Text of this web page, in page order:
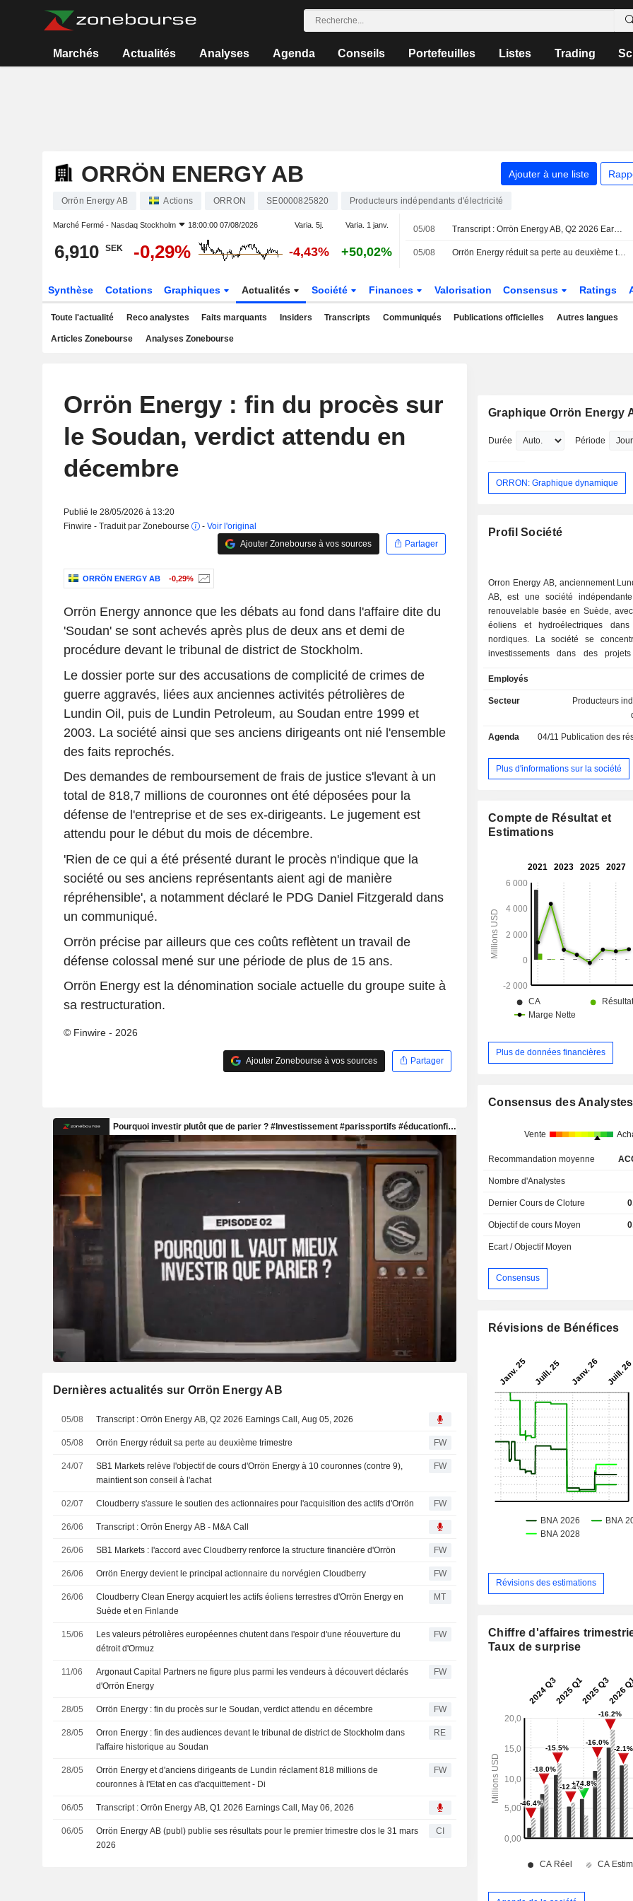
Marchés Actualités Analyses Agenda Conseils Portefeuilles Listes Trading
ORRÖN ENERGY AB Ajouter à une liste
Orrön Energy AB Actions ORRON SE0000825820 Producteurs indépendants d'électricité
Marché Fermé - Nasdaq Stockholm 18:00:00 07/08/2026 Varia. 5j. Varia. 1 janv.
6,910 SEK -0,29% -4,43% +50,02%
05/08 Transcript : Orrön Energy AB, Q2 2026 Earnings Call, Aug 05, 2026
05/08 Orrön Energy réduit sa perte au deuxième trimestre
Synthèse Cotations Graphiques Actualités Société Finances Valorisation Consensus Ratings
Toute l'actualité Reco analystes Faits marquants Insiders Transcripts Communiqués Publications officielles Autres langues
Articles Zonebourse Analyses Zonebourse
Orrön Energy : fin du procès sur
le Soudan, verdict attendu en
décembre
Publié le 28/05/2026 à 13:20
Finwire - Traduit par Zonebourse
- Voir l'original
Ajouter Zonebourse à vos sources
Partager
ORRÖN ENERGY AB -0,29%
Orrön Energy annonce que les débats au fond dans l'affaire dite du
'Soudan' se sont achevés après plus de deux ans et demi de
procédure devant le tribunal de district de Stockholm.
Le dossier porte sur des accusations de complicité de crimes de
guerre aggravés, liées aux anciennes activités pétrolières de
Lundin Oil, puis de Lundin Petroleum, au Soudan entre 1999 et
2003. La société ainsi que ses anciens dirigeants ont nié l'ensemble
des faits reprochés.
Des demandes de remboursement de frais de justice s'levant à un
total de 818,7 millions de couronnes ont été déposées pour la
défense de l'entreprise et de ses ex-dirigeants. Le jugement est
attendu pour le début du mois de décembre.
'Rien de ce qui a été présenté durant le procès n'indique que la
société ou ses anciens représentants aient agi de manière
répréhensible', a notamment déclaré le PDG Daniel Fitzgerald dans
un communiqué.
Orrön précise par ailleurs que ces coûts reflètent un travail de
défense colossal mené sur une période de plus de 15 ans.
Orrön Energy est la dénomination sociale actuelle du groupe suite à
sa restructuration.
© Finwire - 2026
Ajouter Zonebourse à vos sources Partager
Dernières actualités sur Orrön Energy AB
05/08 Transcript : Orrön Energy AB, Q2 2026 Earnings Call, Aug 05, 2026
05/08 Orrön Energy réduit sa perte au deuxième trimestre FW
24/07
SB1 Markets relève l'objectif de cours d'Orrön Energy à 10 couronnes (contre 9),
maintient son conseil à l'achat
FW
02/07 Cloudberry s'assure le soutien des actionnaires pour l'acquisition des actifs d'Orrön FW
26/06 Transcript : Orrön Energy AB - M&A Call
26/06 SB1 Markets : l'accord avec Cloudberry renforce la structure financière d'Orrön FW
26/06 Orrön Energy devient le principal actionnaire du norvégien Cloudberry FW
26/06
Cloudberry Clean Energy acquiert les actifs éoliens terrestres d'Orrön Energy en
Suède et en Finlande
MT
15/06
Les valeurs pétrolières européennes chutent dans l'espoir d'une réouverture du
détroit d'Ormuz
FW
11/06
Argonaut Capital Partners ne figure plus parmi les vendeurs à découvert déclarés
d'Orrön Energy
FW
28/05 Orrön Energy : fin du procès sur le Soudan, verdict attendu en décembre FW
28/05
Orron Energy : fin des audiences devant le tribunal de district de Stockholm dans
l'affaire historique au Soudan
RE
28/05
Orrön Energy et d'anciens dirigeants de Lundin réclament 818 millions de
couronnes à l'Etat en cas d'acquittement - Di
FW
06/05 Transcript : Orrön Energy AB, Q1 2026 Earnings Call, May 06, 2026
06/05
Orrön Energy AB (publ) publie ses résultats pour le premier trimestre clos le 31 mars
2026
CI
Graphique Orrön Energy
Durée Période
ORRON: Graphique dynamique
Profil Société
Orron Energy AB, anciennement
AB, est une société
renouvelable basée en Suède,
éoliens et hydroélectriques
nordiques. La société se
investissements dans des projets
un marché stable et mature
renouvelable, suivi d'une expansion
en Europe. Son portefeuille se
nordiques : le parc
devenu opérationnel en 2022,
hydroélectrique de Leikanger en
cours de développement.
Employés
Secteur
Producteurs
Agenda 04/11 Publication des résultats
Plus d'informations sur la société
Compte de Résultat et
Estimations
Plus de données financières
Consensus des Analystes
Vente
Recommandation moyenne
Nombre d'Analystes
Dernier Cours de Cloture
Objectif de cours Moyen
Ecart / Objectif Moyen
Consensus
Révisions de Bénéfices
Révisions des estimations
Chiffre d'affaires
Taux de surprise